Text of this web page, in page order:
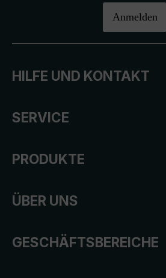
Anmelden
HILFE UND KONTAKT
SERVICE
PRODUKTE
ÜBER UNS
GESCHÄFTSBEREICHE